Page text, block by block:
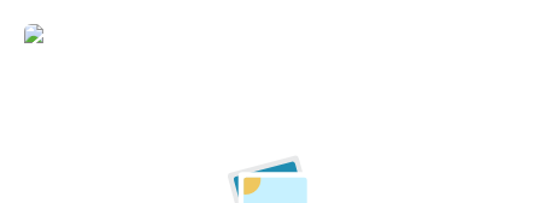
Спінбайк Fitex SB101 чорний матовий